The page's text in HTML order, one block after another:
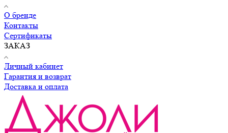
О бренде
Контакты
Сертификаты
ЗАКАЗ
Личный кабинет
Гарантия и возврат
Доставка и оплата